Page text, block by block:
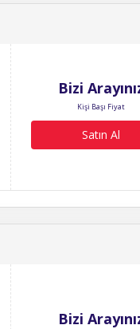
Bizi
Kişi Başı Fiyat
Satın Al
Bizi